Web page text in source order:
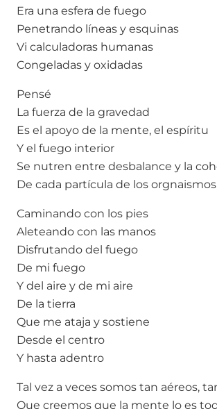
Era una esfera de fuego
Penetrando líneas y esquinas
Vi calculadoras humanas
Congeladas y oxidadas
Pensé
La fuerza de la gravedad
Es el apoyo de la mente, el espíritu
Y el fuego interior
Se nutren entre desbalance y la
De cada partícula de los orgnaismos
Caminando con los pies
Aleteando con las manos
Disfrutando del fuego
De mi fuego
Y del aire y de mi aire
De la tierra
Que me ataja y sostiene
Desde el centro
Y hasta adentro
Tal vez a veces somos tan aéreos,
Que creemos que la mente lo es